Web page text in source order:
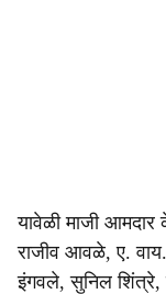
यावेळी माजी आमदार
राजीव आवळे, ए.
इंगवले, सुनिल शिंत्रे,